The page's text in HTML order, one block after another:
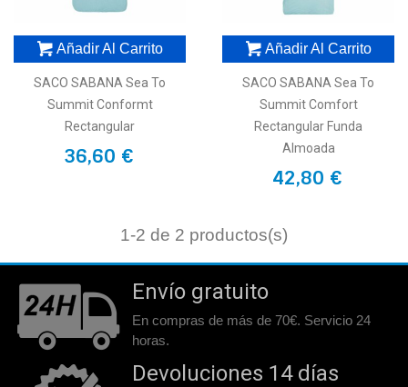
Añadir Al Carrito
SACO SABANA Sea To
Summit Conformt
Rectangular
36,60 €
Añadir Al Carrito
SACO SABANA Sea To
Summit Comfort
Rectangular Funda
Almoada
42,80 €
1-2 de 2 productos(s)
Envío gratuito
En compras de más de 70€. Servicio 24
horas.
Devoluciones 14 días